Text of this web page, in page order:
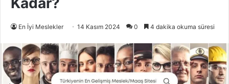
En İyi Meslekler 14 Kasım 2024 0 4 dakika okuma süresi